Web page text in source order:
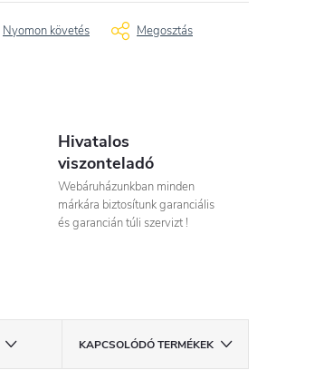
Nyomon követés Megosztás
Hivatalos
viszonteladó
Webáruházunkban minden
márkára biztosítunk garanciális
és garancián túli szervizt !
KAPCSOLÓDÓ TERMÉKEK